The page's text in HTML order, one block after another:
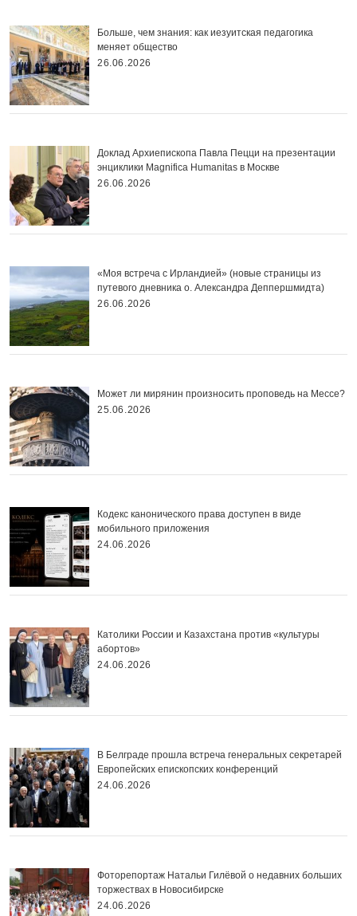
Больше, чем знания: как иезуитская педагогика
меняет общество
26.06.2026
Доклад Архиепископа Павла Пецци на презентации
энциклики Magnifica Нumanitas в Москве
26.06.2026
«Моя встреча с Ирландией» (новые страницы из
путевого дневника о. Александра Деппершмидта)
26.06.2026
Может ли мирянин произносить проповедь на Мессе?
25.06.2026
Кодекс канонического права доступен в виде
мобильного приложения
24.06.2026
Католики России и Казахстана против «культуры
абортов»
24.06.2026
В Белграде прошла встреча генеральных секретарей
Европейских епископских конференций
24.06.2026
Фоторепортаж Натальи Гилёвой о недавних больших
торжествах в Новосибирске
24.06.2026